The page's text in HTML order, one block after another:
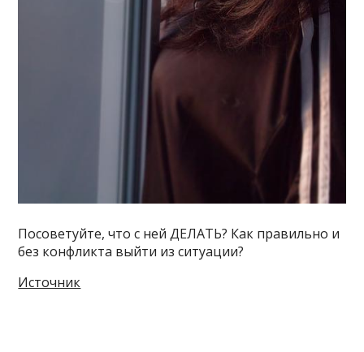
Посоветуйте, что с ней ДЕЛАТЬ? Как правильно и
без конфликта выйти из ситуации?
Источник